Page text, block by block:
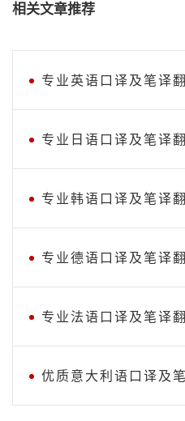
相关文章推荐
专业英语口译及笔译
专业日语口译及笔译
专业韩语口译及笔译
专业德语口译及笔译
专业法语口译及笔译
优质意大利语口译及